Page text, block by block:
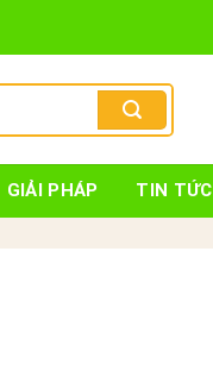
GIẢI PHÁP TIN TỨC